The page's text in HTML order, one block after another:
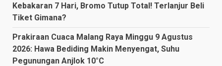
Kebakaran 7 Hari, Bromo Tutup Total! Terlanjur Beli
Tiket Gimana?
Prakiraan Cuaca Malang Raya Minggu 9 Agustus
2026: Hawa Bediding Makin Menyengat, Suhu
Pegunungan Anjlok 10°C